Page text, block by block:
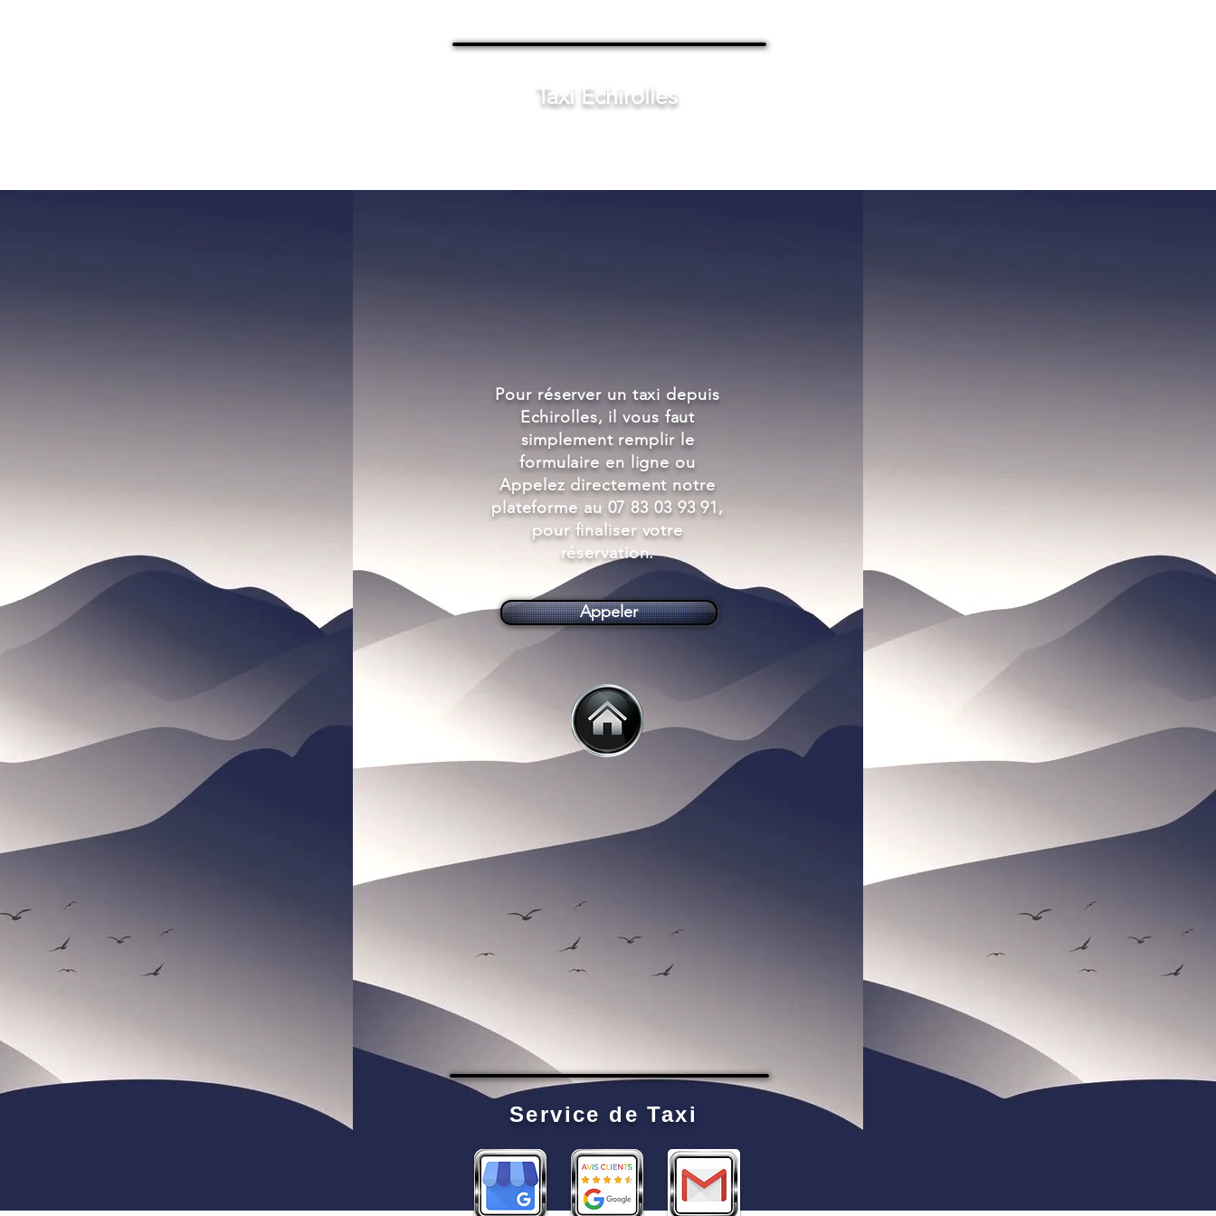
Taxi Echirolles
Appeler
Pour réserver un taxi depuis
Echirolles, il vous faut
simplement remplir le
formulaire en ligne ou
Appelez directement notre
plateforme au 07 83 03 93 91,
pour finaliser votre
réservation.
Service de Taxi